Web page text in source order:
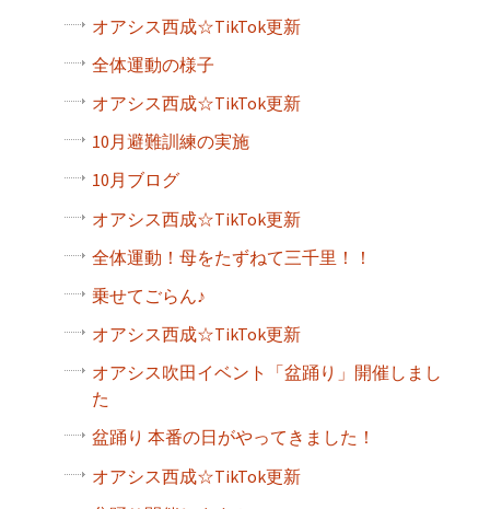
オアシス西成☆TikTok更新
全体運動の様子
オアシス西成☆TikTok更新
10月避難訓練の実施
10月ブログ
オアシス西成☆TikTok更新
全体運動！母をたずねて三千里！！
乗せてごらん♪
オアシス西成☆TikTok更新
オアシス吹田イベント「盆踊り」開催しまし
た
盆踊り 本番の日がやってきました！
オアシス西成☆TikTok更新